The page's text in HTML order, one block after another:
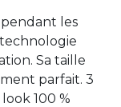
les
technologie
Sa taille
parfait. 3
100 %